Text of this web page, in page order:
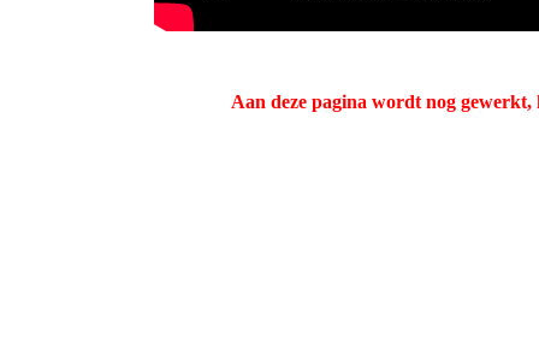
Aan deze pagina wordt nog gewerkt,